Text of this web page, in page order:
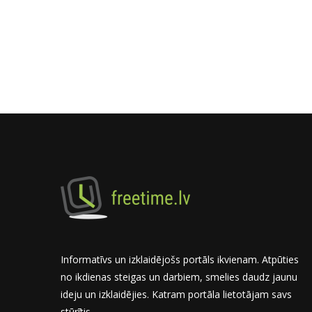
Informatīvs un izklaidējošs portāls ikvienam. Atpūties
no ikdienas steigas un darbiem, smelies daudz jaunu
ideju un izklaidējies. Katram portāla lietotājam savs